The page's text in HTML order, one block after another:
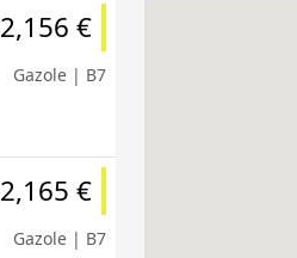
2,156 €
Gazole | B7
2,165 €
Gazole | B7